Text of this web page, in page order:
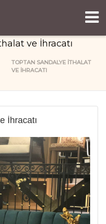
ve İhracatı
TOPTAN SANDALYE İTHALAT
VE İHRACATI
İhracatı